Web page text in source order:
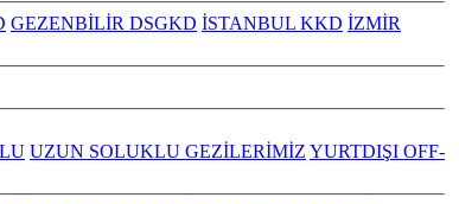
GEZENBİLİR DSGKD İSTANBUL KKD İZMİR
UZUN SOLUKLU GEZİLERİMİZ YURTDIŞI OFF-